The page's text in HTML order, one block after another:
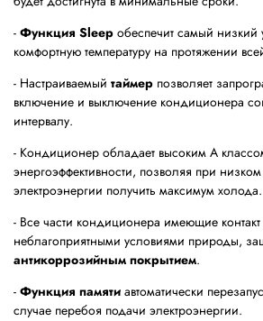
- Функция Sleep обеспечит самый
комфортную температуру на протяжении
- Настраиваемый таймер позволяет
включение и выключение кондиционера
интервалу.
- Кондиционер обладает высоким А
энергоэффективности, позволяя при
электроэнергии получить максимум холода.
- Все части кондиционера имеющие
неблагоприятными условиями природы,
антикоррозийным покрытием.
- Функция памяти автоматически
случае перебоя подачи электроэнергии.